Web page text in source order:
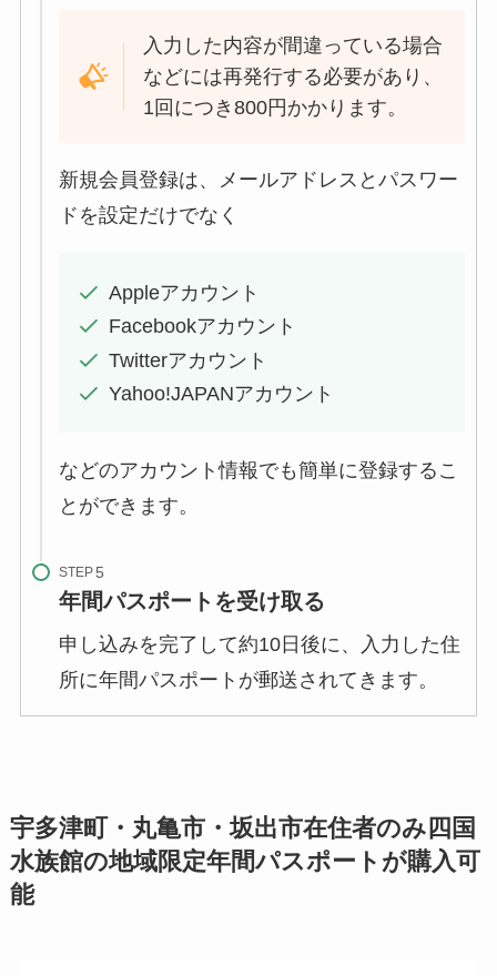
入力した内容が間違っている場合
などには再発行する必要があり、
1回につき800円かかります。
新規会員登録は、メールアドレスとパスワー
ドを設定だけでなく
Appleアカウント
Facebookアカウント
Twitterアカウント
Yahoo!JAPANアカウント
などのアカウント情報でも簡単に登録するこ
とができます。
STEP
年間パスポートを受け取る
申し込みを完了して約10日後に、入力した住
所に年間パスポートが郵送されてきます。
宇多津町・丸亀市・坂出市在住者のみ四国
水族館の地域限定年間パスポートが購入可
能